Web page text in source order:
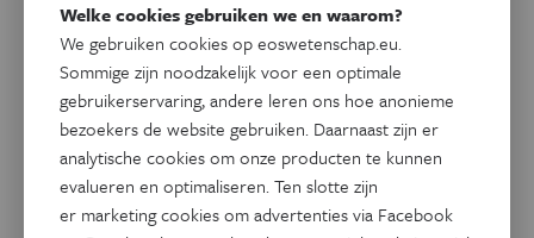
Welke cookies gebruiken we en waarom?
We gebruiken cookies op eoswetenschap.eu.
Sommige zijn noodzakelijk voor een optimale
gebruikerservaring, andere leren ons hoe anonieme
bezoekers de website gebruiken. Daarnaast zijn er
analytische cookies om onze producten te kunnen
evalueren en optimaliseren. Ten slotte zijn
er marketing cookies om advertenties via Facebook